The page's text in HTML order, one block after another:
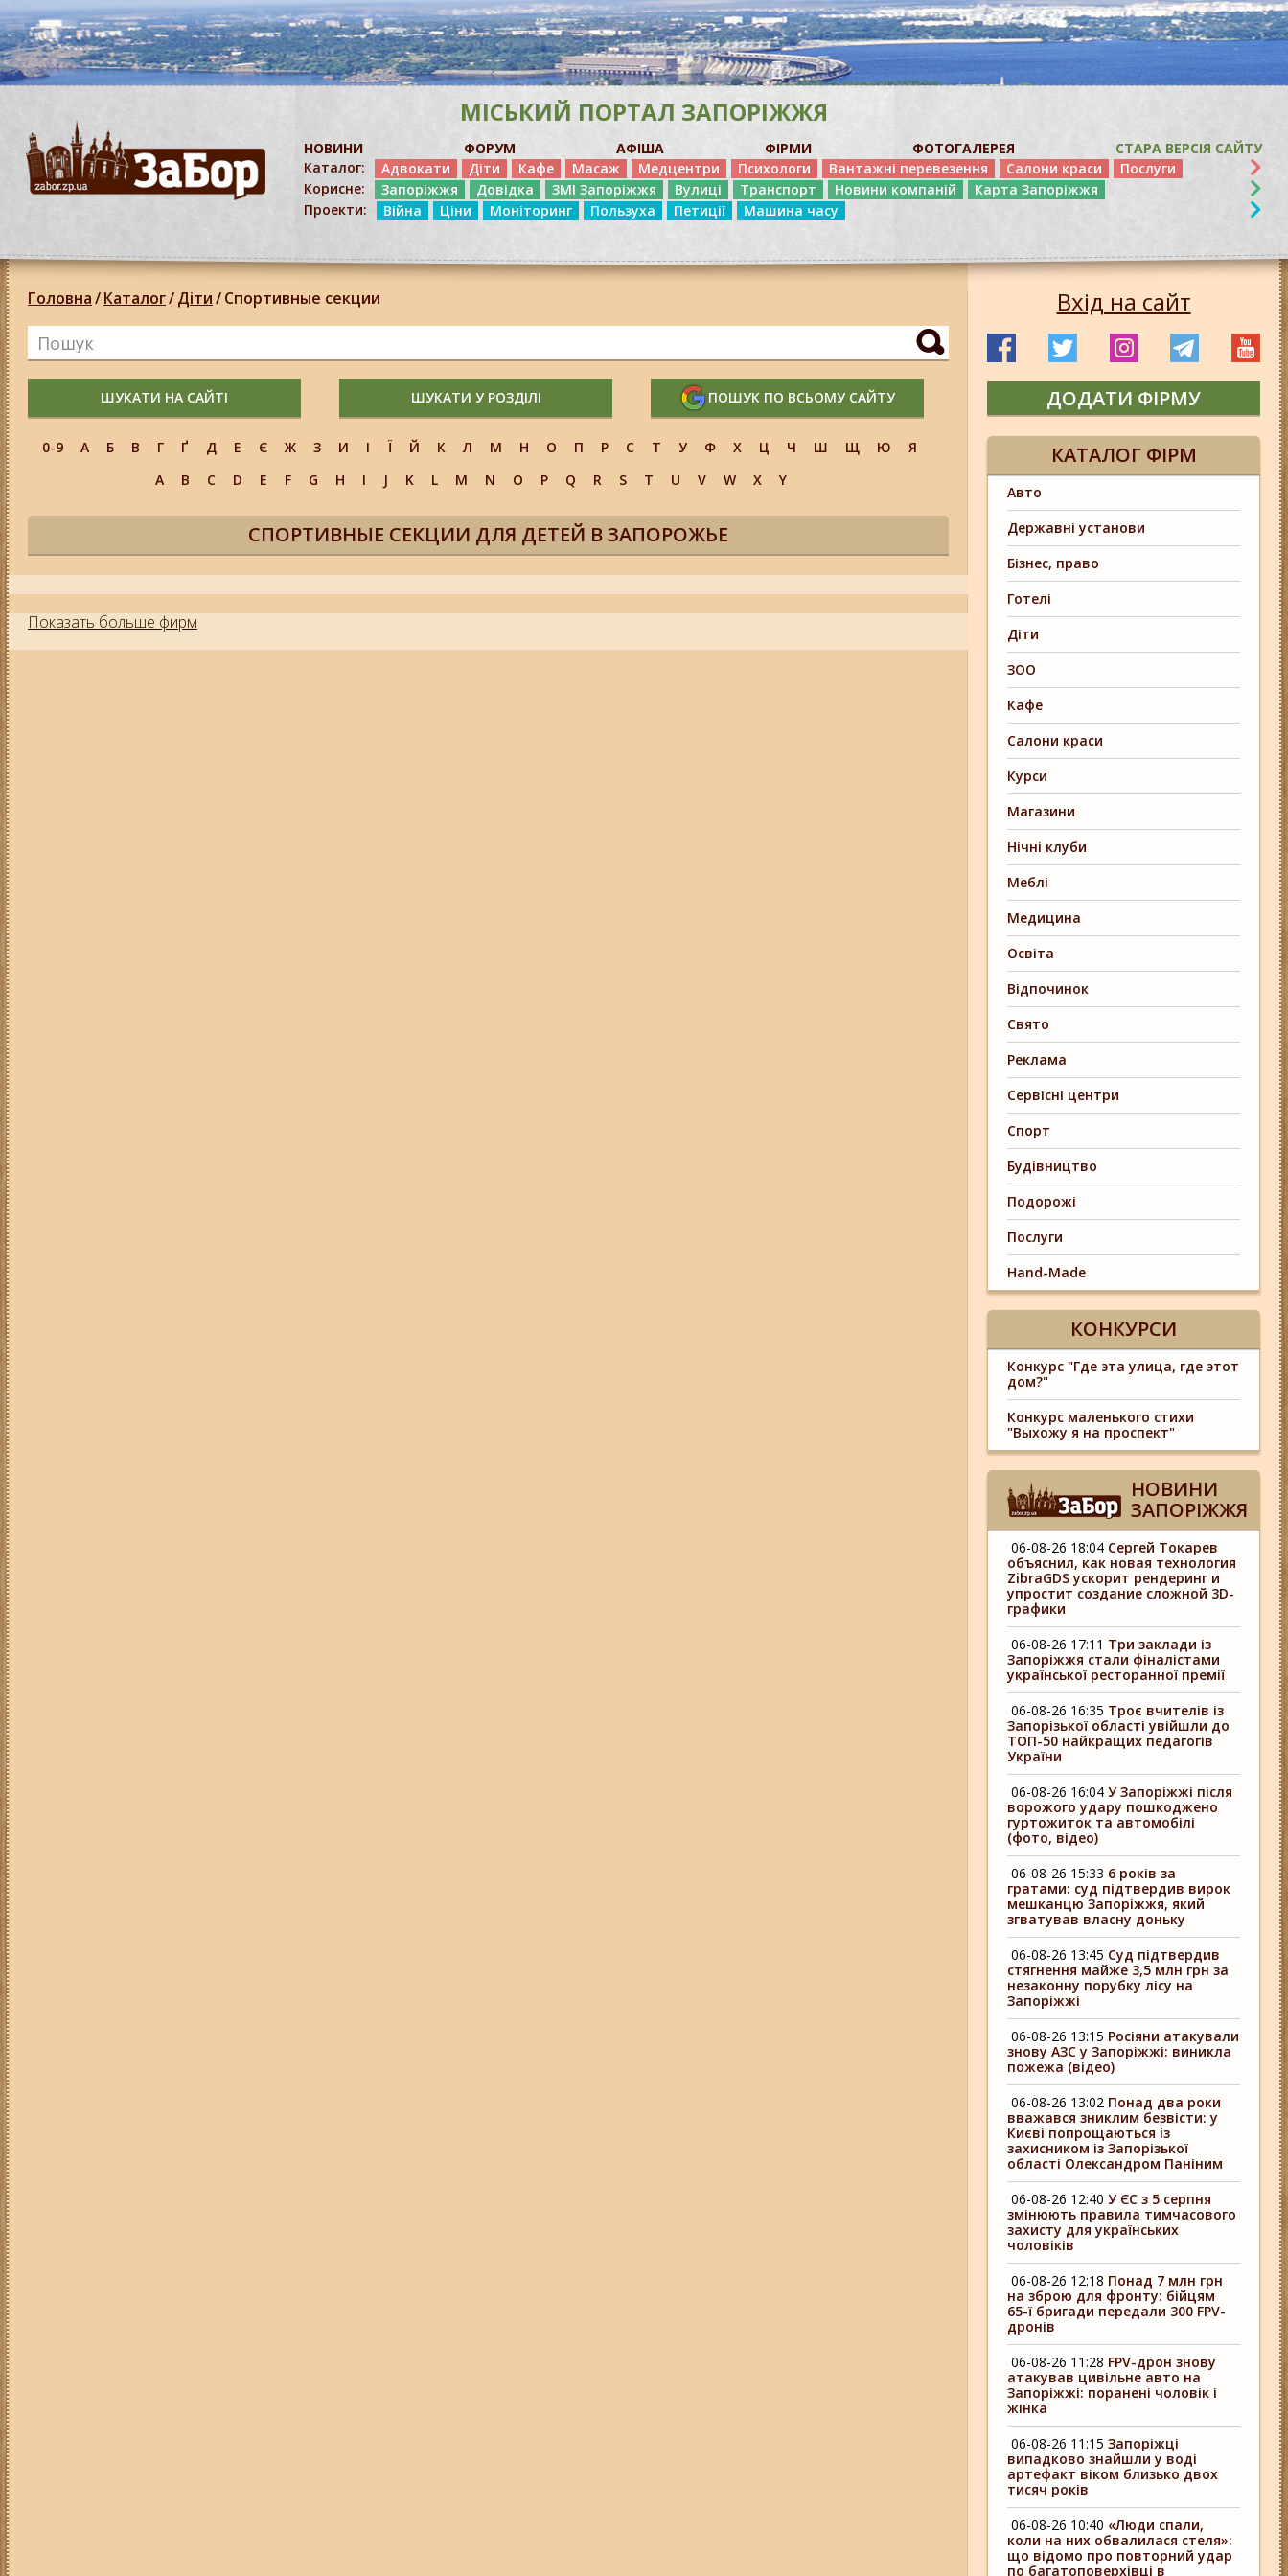
МІСЬКИЙ ПОРТАЛ ЗАПОРІЖЖЯ
НОВИНИ ФОРУМ АФІША ФІРМИ ФОТОГАЛЕРЕЯ
СТАРА ВЕРСІЯ САЙТУ
Каталог:
Адвокати Діти Кафе Масаж Медцентри Психологи Вантажні перевезення Салони краси
Послуги
Корисне:
Запоріжжя Довідка ЗМІ Запоріжжя Вулиці Транспорт Новини компаній
Карта Запоріжжя
Проекти:
Війна Ціни Моніторинг Пользуха Петиції Машина часу
Головна/Каталог/Діти/Спортивные секции
ШУКАТИ НА САЙТІ ШУКАТИ У РОЗДІЛІ ПОШУК ПО ВСЬОМУ САЙТУ
0-9 А Б В Г Ґ Д Е Є Ж З И І Ї Й К Л М Н О П Р С Т У Ф Х Ц Ч Ш Щ Ю
Я
A
B C D E F G H I J K L M N O P Q R S T U V W X Y
СПОРТИВНЫЕ СЕКЦИИ ДЛЯ ДЕТЕЙ В ЗАПОРОЖЬЕ
Показать больше фирм
Вхід на сайт
ДОДАТИ ФІРМУ
КАТАЛОГ ФІРМ
Авто
Державні установи
Бізнес, право
Готелі
Діти
ЗОО
Кафе
Салони краси
Курси
Магазини
Нічні клуби
Меблі
Медицина
Освіта
Відпочинок
Свято
Реклама
Сервісні центри
Спорт
Будівництво
Подорожі
Послуги
Hand-Made
КОНКУРСИ
Конкурс "Где эта улица, где этот
дом?"
Конкурс маленького стихи
"Выхожу я на проспект"
НОВИНИ
ЗАПОРІЖЖЯ
06-08-26 18:04 Сергей Токарев
объяснил, как новая технология
ZibraGDS ускорит рендеринг и
упростит создание сложной 3D-
графики
06-08-26 17:11 Три заклади із
Запоріжжя стали фіналістами
української ресторанної премії
06-08-26 16:35 Троє вчителів із
Запорізької області увійшли до
ТОП-50 найкращих педагогів
України
06-08-26 16:04 У Запоріжжі після
ворожого удару пошкоджено
гуртожиток та автомобілі
(фото, відео)
06-08-26 15:33 6 років за
гратами: суд підтвердив вирок
мешканцю Запоріжжя, який
згватував власну доньку
06-08-26 13:45 Суд підтвердив
стягнення майже 3,5 млн грн за
незаконну порубку лісу на
Запоріжжі
06-08-26 13:15 Росіяни атакували
знову АЗС у Запоріжжі: виникла
пожежа (відео)
06-08-26 13:02 Понад два роки
вважався зниклим безвісти: у
Києві попрощаються із
захисником із Запорізької
області Олександром Паніним
06-08-26 12:40 У ЄС з 5 серпня
змінюють правила тимчасового
захисту для українських
чоловіків
06-08-26 12:18 Понад 7 млн грн
на зброю для фронту: бійцям
65-ї бригади передали 300 FPV-
дронів
06-08-26 11:28 FPV-дрон знову
атакував цивільне авто на
Запоріжжі: поранені чоловік і
жінка
06-08-26 11:15 Запоріжці
випадково знайшли у воді
артефакт віком близько двох
тисяч років
06-08-26 10:40 «Люди спали,
коли на них обвалилася стеля»:
що відомо про повторний удар
по багатоповерхівці в